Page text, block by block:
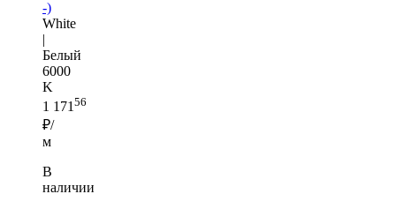
-)
White
|
Белый
6000
K
1 171 56
₽/
м
В
наличии